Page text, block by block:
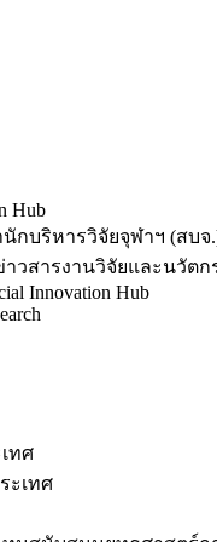
Hub
นักบริหารวิจัยจุฬาฯ (สบจ
าวสารงานวิจัยและนวัตก
Innovation Hub
ทศ
ะเทศ